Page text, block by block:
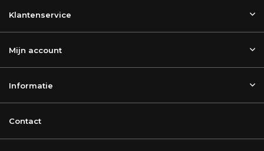
Klantenservice
Mijn account
Informatie
Contact